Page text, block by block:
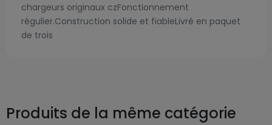
chargeurs originaux czFonctionnement
régulier.Construction solide et fiableLivré en paquet
de trois
Produits de la même catégorie